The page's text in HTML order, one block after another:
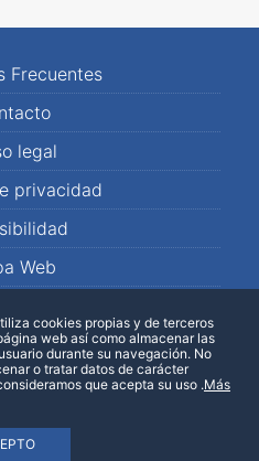
Frecuentes
legal
privacidad
Web
cookies propias y de terceros
web así como almacenar las
durante su navegación. No
o tratar datos de carácter
que acepta su uso .Más